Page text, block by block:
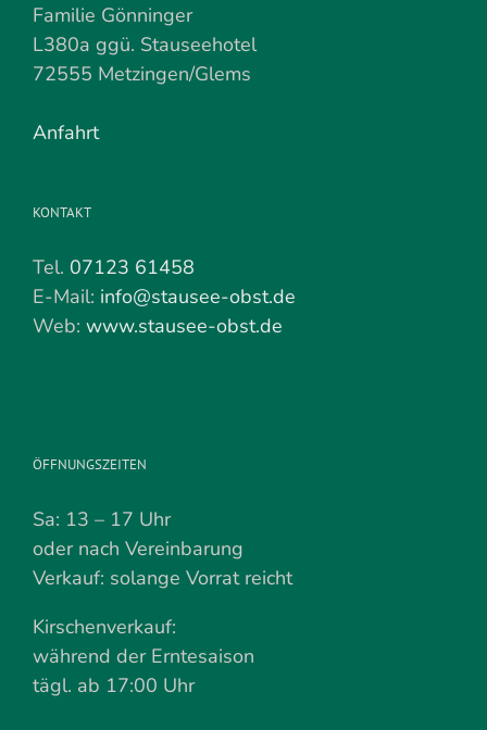
Familie Gönninger
L380a ggü. Stauseehotel
72555 Metzingen/Glems
Anfahrt
KONTAKT
Tel. 07123 61458
E-Mail: info@stausee-obst.de
Web: www.stausee-obst.de
ÖFFNUNGSZEITEN
Sa: 13 – 17 Uhr
oder nach Vereinbarung
Verkauf: solange Vorrat reicht
Kirschenverkauf:
während der Erntesaison
tägl. ab 17:00 Uhr